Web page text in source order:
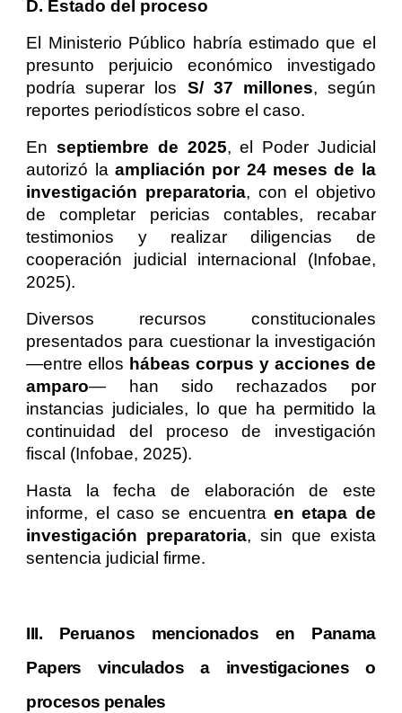
D. Estado del proceso
El Ministerio Público habría estimado que el
presunto perjuicio económico investigado
podría superar los S/ 37 millones, según
reportes periodísticos sobre el caso.
Enseptiembre de 2025, el Poder Judicial
autorizó laampliación por 24 meses de la
investigación preparatoria, con el objetivo
de completar pericias contables, recabar
testimonios y realizar diligencias de
cooperación judicial internacional (Infobae,
2025).
Diversos recursos constitucionales
presentados para cuestionar la investigación
—entre ellos hábeas corpus y acciones de
amparo— han sido rechazados por
instancias judiciales, lo que ha permitido la
continuidad del proceso de investigación
fiscal (Infobae, 2025).
Hasta la fecha de elaboración de este
informe, el caso se encuentra en etapa de
investigación preparatoria, sin que exista
sentencia judicial firme.
III. Peruanos mencionados en Panama
Papers vinculados a investigaciones o
procesos penales